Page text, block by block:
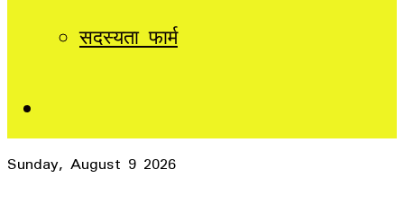
सदस्यता फार्म
Sunday, August 9 2026